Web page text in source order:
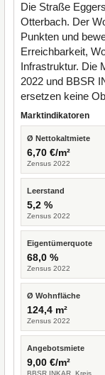
Die Straße
Otterbach. Der
Punkten und
Erreichbarkeit,
Infrastruktur. Die
2022 und BBSR
ersetzen keine
Marktindikatoren
Ø Nettokaltmiete
6,70 €/m²
Zensus 2022
Leerstand
5,2 %
Zensus 2022
Eigentümerquote
68,0 %
Zensus 2022
Ø Wohnfläche
124,4 m²
Zensus 2022
Angebotsmiete
9,00 €/m²
BBSR INKAR, Kreis